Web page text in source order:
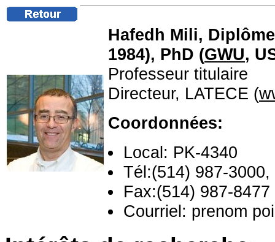
Hafedh Mili,
1984), PhD (GWU,
Professeur titulaire
Directeur, LATECE (
Coordonnées:
Local: PK-4340
Tél:(514) 987-
Fax:(514) 987-8477
Courriel: prenom